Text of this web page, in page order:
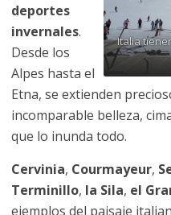
Italia
deportes
invernales.
Desde los
Alpes hasta el
Etna, se extienden
incomparable belleza,
que lo inunda todo.
Cervinia, Courmayeur,
Terminillo, la Sila, el
ejemplos del paisaje